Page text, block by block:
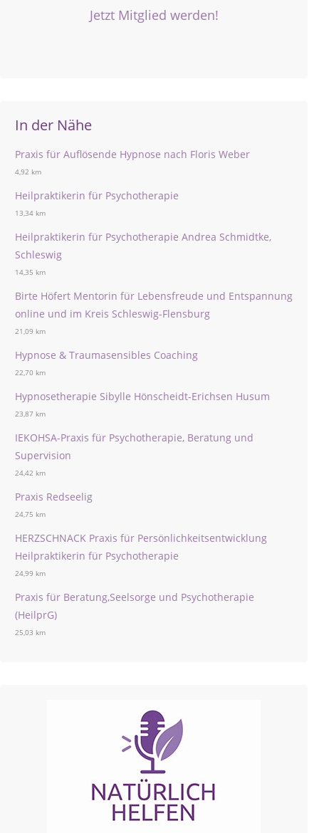
Jetzt Mitglied werden!
In der Nähe
Praxis für Auflösende Hypnose nach Floris Weber
4,92 km
Heilpraktikerin für Psychotherapie
13,34 km
Heilpraktikerin für Psychotherapie Andrea Schmidtke,
Schleswig
14,35 km
Birte Höfert Mentorin für Lebensfreude und Entspannung
online und im Kreis Schleswig-Flensburg
21,09 km
Hypnose & Traumasensibles Coaching
22,70 km
Hypnosetherapie Sibylle Hönscheidt-Erichsen Husum
23,87 km
IEKOHSA-Praxis für Psychotherapie, Beratung und
Supervision
24,42 km
Praxis Redseelig
24,75 km
HERZSCHNACK Praxis für Persönlichkeitsentwicklung
Heilpraktikerin für Psychotherapie
24,99 km
Praxis für Beratung,Seelsorge und Psychotherapie
(HeilprG)
25,03 km